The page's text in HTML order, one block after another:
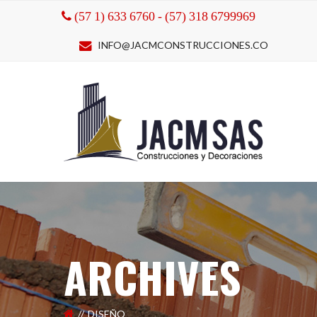
(57 1) 633 6760 - (57) 318 6799969
INFO@JACMCONSTRUCCIONES.CO
ARCHIVES
DISEÑO